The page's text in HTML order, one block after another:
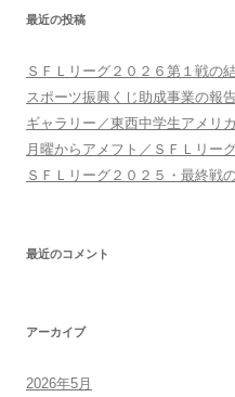
ン
最近の投稿
ＳＦＬリーグ２０２６第１戦の
スポーツ振興くじ助成事業の報
ギャラリー／東西中学生アメリ
月曜からアメフト／ＳＦＬリー
ＳＦＬリーグ２０２５・最終戦
最近のコメント
アーカイブ
2026年5月